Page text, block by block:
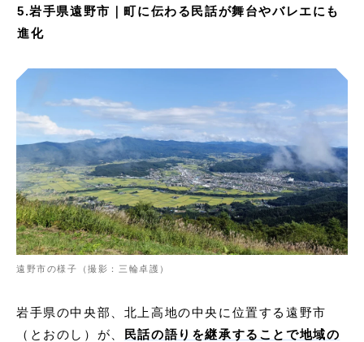
5.岩手県遠野市｜町に伝わる民話が舞台やバレエにも
進化
遠野市の様子（撮影：三輪卓護）
岩手県の中央部、北上高地の中央に位置する遠野市
（とおのし）が、
民話の語りを継承することで地域の